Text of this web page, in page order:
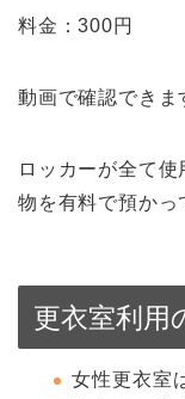
料金：300円
動画で確認でき
ロッカーが全て
物を有料で預かっ
更衣室利用
女性更衣室